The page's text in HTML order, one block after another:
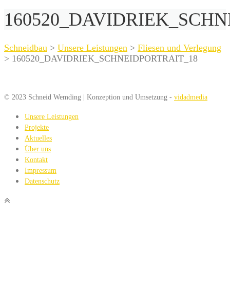
Schneidbau > Unsere Leistungen > Fliesen und Verlegung
> 160520_DAVIDRIEK_SCHNEIDPORTRAIT_18
© 2023 Schneid Wemding | Konzeption und Umsetzung - vidadmedia
Unsere Leistungen
Projekte
Aktuelles
Über uns
Kontakt
Impressum
Datenschutz